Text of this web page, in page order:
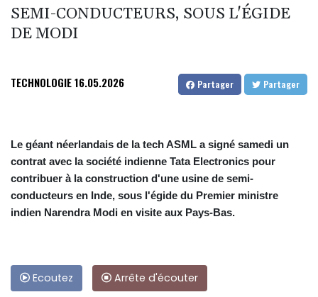
SEMI-CONDUCTEURS, SOUS L'ÉGIDE
DE MODI
TECHNOLOGIE16.05.2026 Partager Partager
Le géant néerlandais de la tech ASML a signé samedi un
contrat avec la société indienne Tata Electronics pour
contribuer à la construction d'une usine de semi-
conducteurs en Inde, sous l'égide du Premier ministre
indien Narendra Modi en visite aux Pays-Bas.
Ecoutez Arrête d'écouter